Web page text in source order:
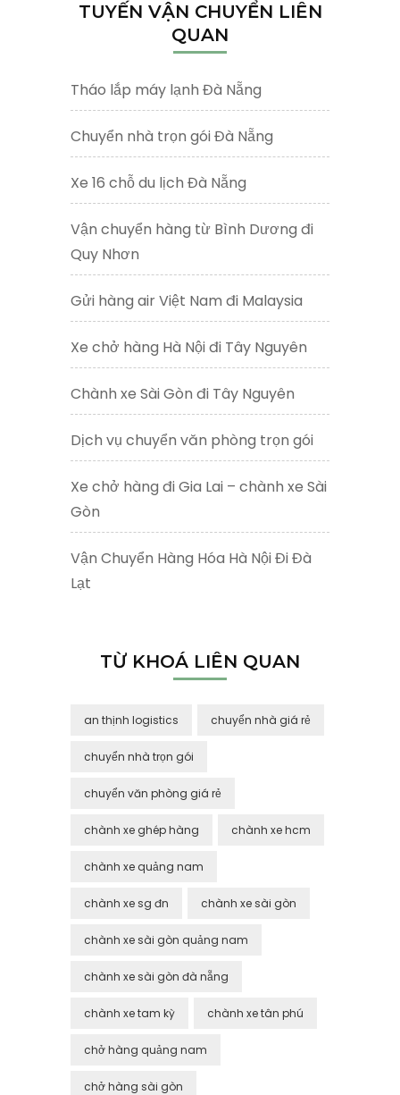
TUYẾN VẬN CHUYỂN LIÊN
QUAN
Tháo lắp máy lạnh Đà Nẵng
Chuyển nhà trọn gói Đà Nẵng
Xe 16 chỗ du lịch Đà Nẵng
Vận chuyển hàng từ Bình Dương đi
Quy Nhơn
Gửi hàng air Việt Nam đi Malaysia
Xe chở hàng Hà Nội đi Tây Nguyên
Chành xe Sài Gòn đi Tây Nguyên
Dịch vụ chuyển văn phòng trọn gói
Xe chở hàng đi Gia Lai – chành xe Sài
Gòn
Vận Chuyển Hàng Hóa Hà Nội Đi Đà
Lạt
TỪ KHOÁ LIÊN QUAN
an thịnh logistics chuyển nhà giá rẻ
chuyển nhà trọn gói
chuyển văn phòng giá rẻ
chành xe ghép hàng chành xe hcm
chành xe quảng nam
chành xe sg đn chành xe sài gòn
chành xe sài gòn quảng nam
chành xe sài gòn đà nẵng
chành xe tam kỳ chành xe tân phú
chở hàng quảng nam
chở hàng sài gòn